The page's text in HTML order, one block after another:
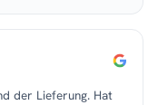
der Lieferung. Hat